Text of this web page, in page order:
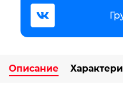
Описание